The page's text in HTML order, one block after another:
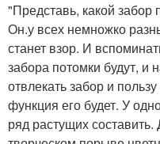
"Представь, какой забор
Он.у всех немножко
станет взор. И
забора потомки будут, и
отвлекать забор и
функция его будет. У
ряд растущих составить.